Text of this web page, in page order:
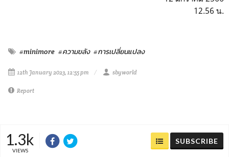
12.56 น.
#minimore #ความขลัง #การเปลี่ยนแปลง
12th January 2023, 12:55 pm sbyworld
Report
1.3k
VIEWS
SUBSCRIBE